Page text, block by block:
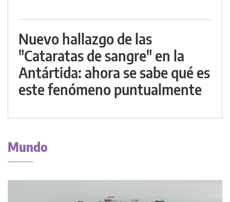
Nuevo hallazgo de las
"Cataratas de sangre" en la
Antártida: ahora se sabe qué es
este fenómeno puntualmente
Mundo